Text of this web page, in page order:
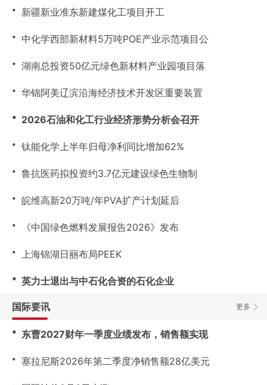
・ 新疆新业准东新建煤化工项目开工
・ 中化学西部新材料5万吨POE产业示范项目公
・ 湖南总投资50亿元绿色新材料产业园项目落
・ 华锦阿美辽滨沿海经济技术开发区重要装置
・ 2026石油和化工行业经济形势分析会召开
・ 钛能化学上半年归母净利同比增加62%
・ 鲁抗医药拟投资约3.7亿元建设绿色生物制
・ 皖维高新20万吨/年PVA扩产计划延后
・ 《中国绿色燃料发展报告2026》发布
・ 上海锦湖日丽布局PEEK
・ 英力士退出与中石化合资的石化企业
更多
国际要讯
・ 东曹2027财年一季度业绩发布，销售额实现
・ 塞拉尼斯2026年第二季度净销售额28亿美元